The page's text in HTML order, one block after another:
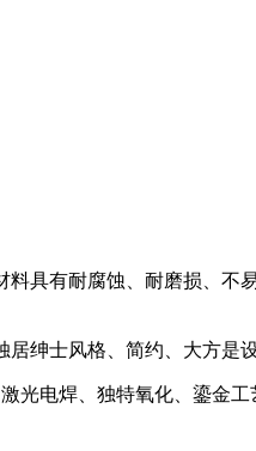
具有耐腐蚀、耐磨损、不
绅士风格、简约、大方是设
光电焊、独特氧化、鎏金